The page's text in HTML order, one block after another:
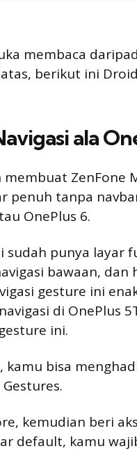
membaca
berikut ini
ala
ZenFone
penuh tanpa
OnePlus 6.
sudah punya layar
bawaan, dan
gesture ini
di OnePlus
ini.
kamu bisa
kemudian beri
default, kamu